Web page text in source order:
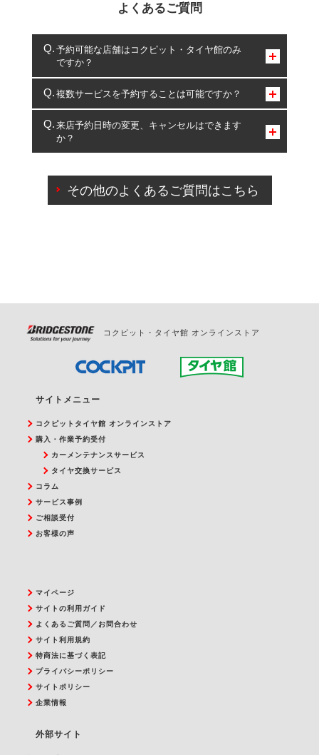
よくあるご質問
予約可能な店舗はコクピット・タイヤ館のみ
ですか？
コクピット・タイヤ館のみとなります。
複数サービスを予約することは可能ですか？
複数サービスのご予約は可能です。
一部の商品・サービスの組み合わせに限り、同時にご予約が
出来ないものもございます。
来店予約日時の変更、キャンセルはできます
か？
ご来店予約日の3営業日前を過ぎている場合のご予約
の日時変更につきましては、直接ご予約の店舗まで
その他のよくあるご質問はこちら
コクピット・タイヤ館 オンラインストア
サイトメニュー
コクピットタイヤ館 オンラインストア
購入・作業予約受付
カーメンテナンスサービス
タイヤ交換サービス
コラム
サービス事例
ご相談受付
お客様の声
マイページ
サイトの利用ガイド
よくあるご質問／お問合わせ
サイト利用規約
特商法に基づく表記
プライバシーポリシー
サイトポリシー
企業情報
外部サイト